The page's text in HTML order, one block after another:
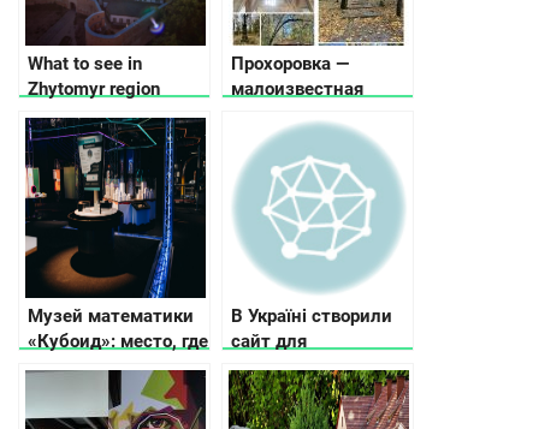
What to see in
Zhytomyr region
Прохоровка —
малоизвестная
Черкасской области,
что посмотреть
Музей математики
«Кубоид»: место, где
числа оживают
В Україні створили
сайт для
працевлаштування
біженців за
кордоном